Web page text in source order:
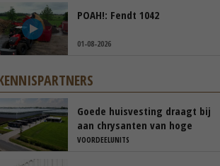
POAH!: Fendt 1042
01-08-2026
Goede huisvesting draagt bij
aan chrysanten van hoge
kwaliteit
VOORDEELUNITS